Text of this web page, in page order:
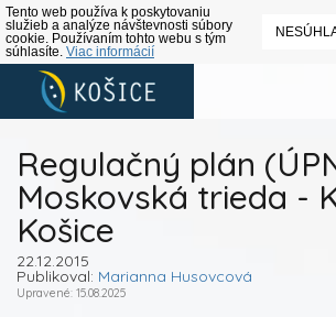
Tento web používa k poskytovaniu
služieb a analýze návštevnosti súbory
cookie. Používaním tohto webu s tým
súhlasíte. Viac informácií
Regulačný plán
Moskovská trieda -
Košice
22.12.2015
Publikoval: Marianna Husovcová
Upravené: 15.08.2025